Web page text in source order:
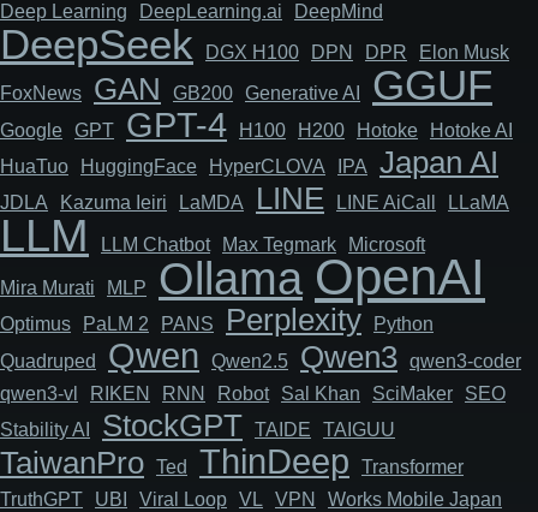
Deep Learning
DeepLearning.ai DeepMind
DeepSeek DGX H100 DPN DPR
Elon Musk
FoxNews
GAN GB200 Generative AI GGUF
Google GPT GPT-4 H100 H200 Hotoke
Hotoke AI
HuaTuo
HuggingFace HyperCLOVA IPA Japan AI
JDLA Kazuma Ieiri LaMDA LINE LINE AiCall LLaMA
LLM LLM Chatbot Max Tegmark Microsoft
Mira Murati MLP Ollama OpenAI
Optimus PaLM 2 PANS Perplexity
Python
Quadruped
Qwen Qwen2.5 Qwen3 qwen3-coder
qwen3-vl
RIKEN RNN Robot Sal Khan SciMaker
SEO
Stability AI
StockGPT TAIDE TAIGUU
TaiwanPro Ted ThinDeep
Transformer
TruthGPT
UBI Viral Loop VL VPN
Works Mobile Japan